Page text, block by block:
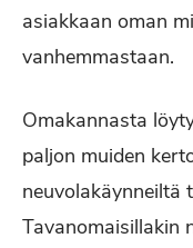
asiakkaan oman
vanhemmastaan.
Omakannasta
paljon muiden
neuvolakäynneiltä
Tavanomaisillakin